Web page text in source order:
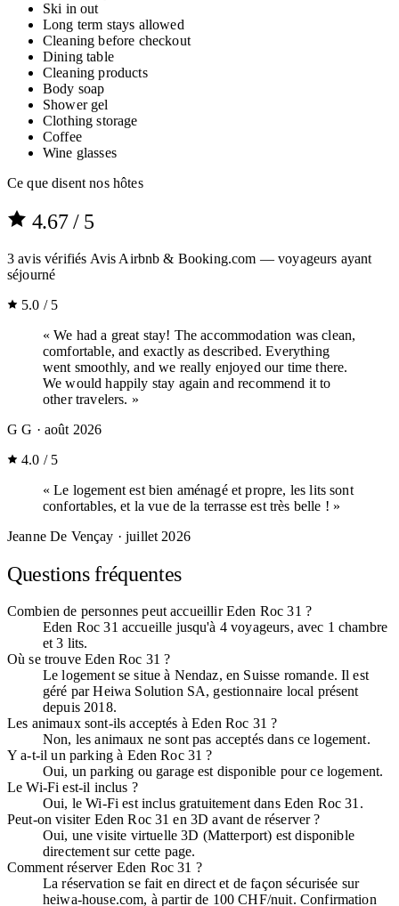
Ski in out
Long term stays allowed
Cleaning before checkout
Dining table
Cleaning products
Body soap
Shower gel
Clothing storage
Coffee
Wine glasses
Ce que disent nos hôtes
4.67 / 5
3 avis vérifiés Avis Airbnb & Booking.com — voyageurs ayant
séjourné
5.0 / 5
« We had a great stay! The accommodation was clean,
comfortable, and exactly as described. Everything
went smoothly, and we really enjoyed our time there.
We would happily stay again and recommend it to
other travelers. »
G G · août 2026
4.0 / 5
« Le logement est bien aménagé et propre, les lits sont
confortables, et la vue de la terrasse est très belle ! »
Jeanne De Vençay · juillet 2026
Questions fréquentes
Combien de personnes peut accueillir Eden Roc 31 ?
Eden Roc 31 accueille jusqu'à 4 voyageurs, avec 1 chambre
et 3 lits.
Où se trouve Eden Roc 31 ?
Le logement se situe à Nendaz, en Suisse romande. Il est
géré par Heiwa Solution SA, gestionnaire local présent
depuis 2018.
Les animaux sont-ils acceptés à Eden Roc 31 ?
Non, les animaux ne sont pas acceptés dans ce logement.
Y a-t-il un parking à Eden Roc 31 ?
Oui, un parking ou garage est disponible pour ce logement.
Le Wi-Fi est-il inclus ?
Oui, le Wi-Fi est inclus gratuitement dans Eden Roc 31.
Peut-on visiter Eden Roc 31 en 3D avant de réserver ?
Oui, une visite virtuelle 3D (Matterport) est disponible
directement sur cette page.
Comment réserver Eden Roc 31 ?
La réservation se fait en direct et de façon sécurisée sur
heiwa-house.com, à partir de 100 CHF/nuit. Confirmation